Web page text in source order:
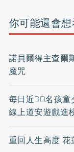
你可能還會
諾貝爾得主查爾
魔咒
每日近30名孩童
線上道安遊戲進
重回人生高度